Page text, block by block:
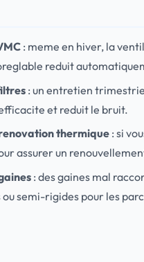
: meme en hiver, la
reduit
: un entretien
et reduit le bruit.
thermique: si
assurer un
: des gaines mal
semi-rigides pour les